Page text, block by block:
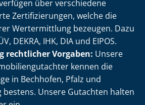
über verschiedene
Zer­ti­fi­zie­run­gen, welche die
Wertermittlung bezeugen. Dazu
DEKRA, IHK, DIA und EIPOS.
rechtlicher Vorgaben: Unsere
kennen die
in Bechhofen, Pfalz und
bestens. Unsere Gutachten halten